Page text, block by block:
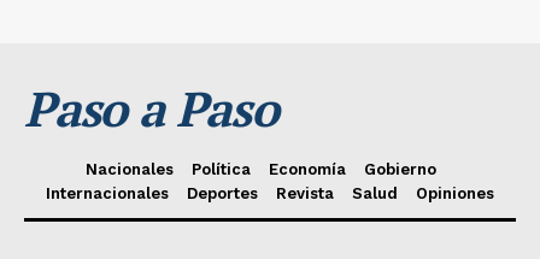
Paso a Paso
Nacionales Política Economía
Gobierno
Internacionales
Deportes Revista Salud Opiniones